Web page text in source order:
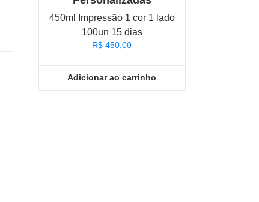
450ml Impressão 1 cor 1 lado
100un 15 dias
R$ 450,00
Adicionar ao carrinho